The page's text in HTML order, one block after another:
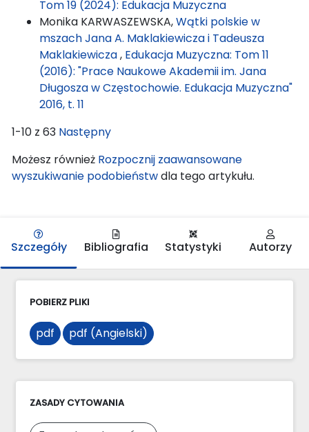
Tom 19 (2024): Edukacja Muzyczna
Monika KARWASZEWSKA,Wątki polskie w
mszach Jana A. Maklakiewicza i Tadeusza
Maklakiewicza, Edukacja Muzyczna: Tom 11
(2016): "Prace Naukowe Akademii im. Jana
Długosza w Częstochowie. Edukacja Muzyczna"
2016, t. 11
1-10 z 63 Następny
Możesz również Rozpocznij zaawansowane
wyszukiwanie podobieństwdla tego artykułu.
Szczegóły Bibliografia Statystyki Autorzy
POBIERZ PLIKI
pdf pdf (Angielski)
ZASADY CYTOWANIA